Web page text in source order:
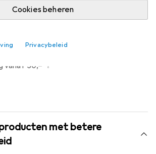
Cookies beheren
Privacybeleid
In winkelmandje
vanaf 30,– i
met betere